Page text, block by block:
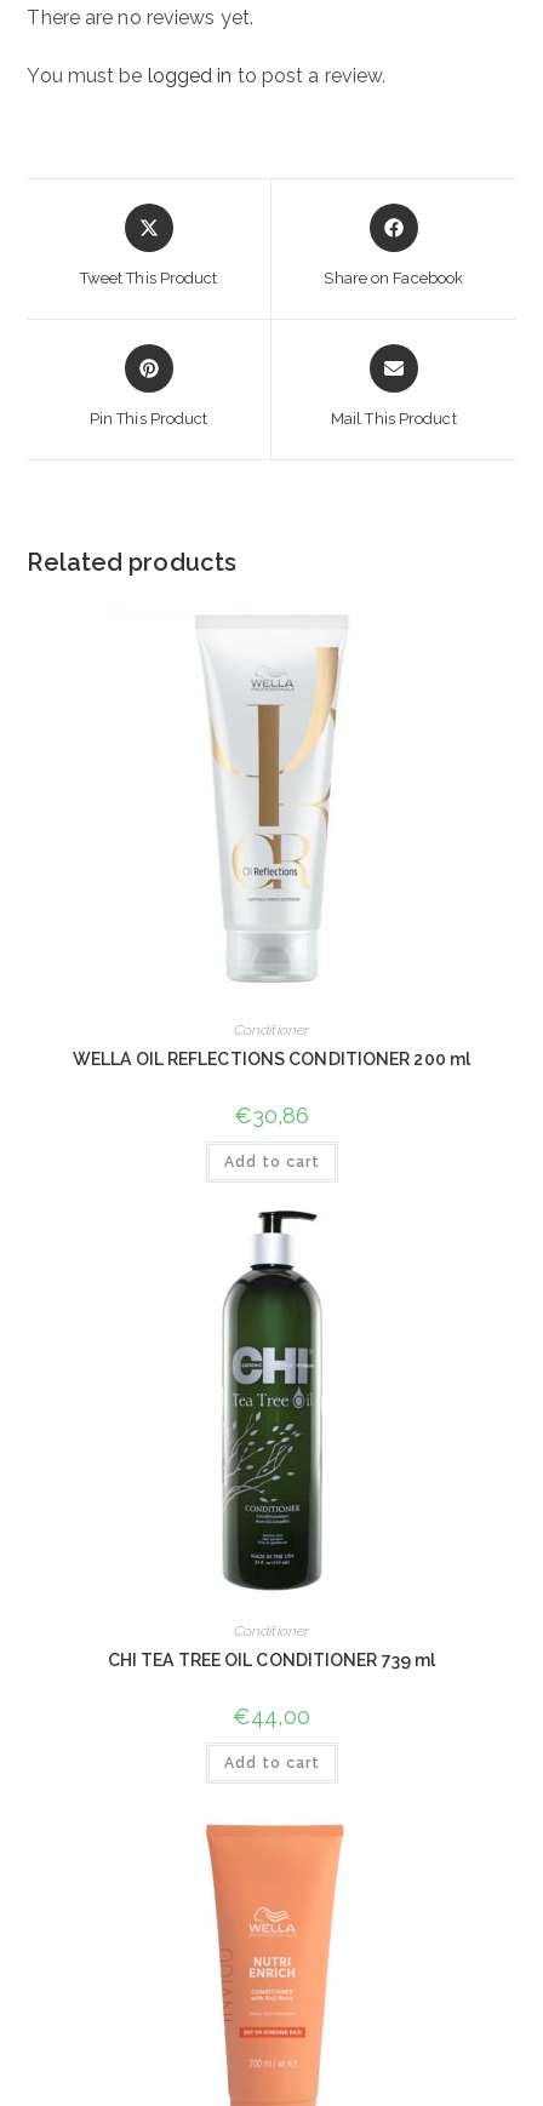
There are no reviews yet.
You must be logged in to post a review.
Opens
in
Tweet This Product
Opens
in
Share on Facebook
Opens
in
Pin This Product
Opens
in
Mail This Product
Related products
Conditioner
WELLA OIL REFLECTIONS CONDITIONER 200 ml
€30,86
Add to cart
Conditioner
CHI TEA TREE OIL CONDITIONER 739 ml
€44,00
Add to cart